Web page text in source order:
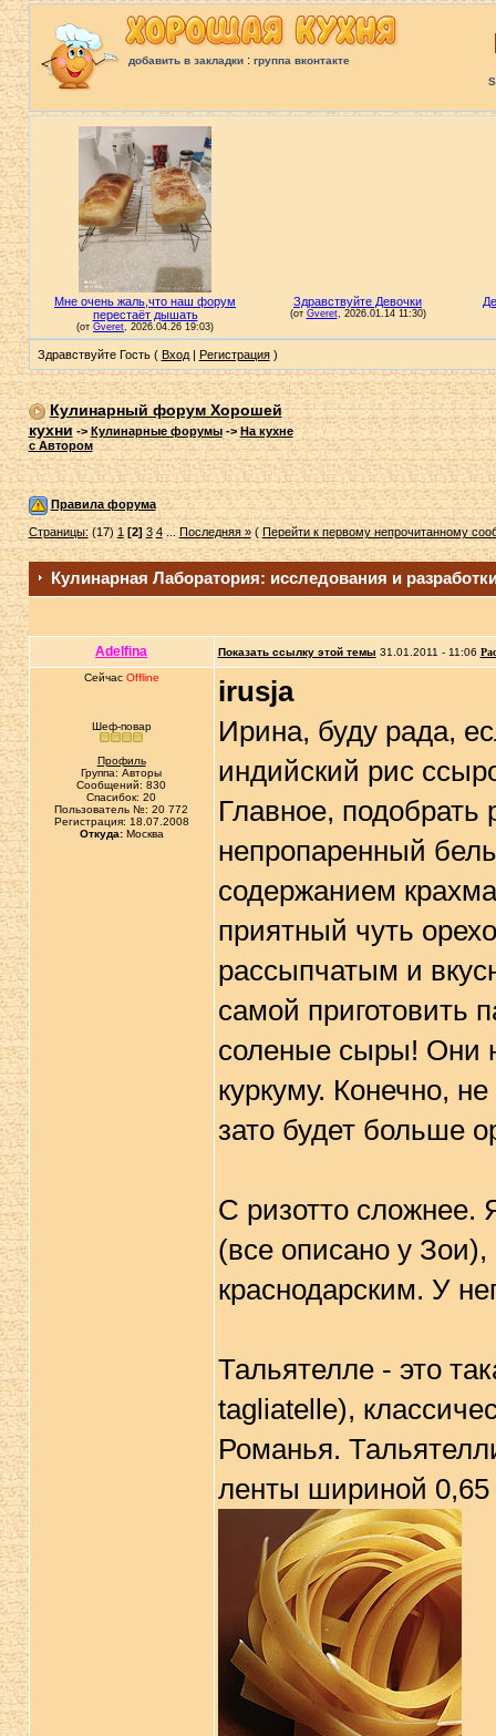
добавить в закладки: группа вконтакте
Здравствуйте Гость ( Вход| Регистрация)
Кулинарный форум Хорошей
кухни->Кулинарные форумы->На кухне
с Автором
Правила форума
Страницы:(17)1 [2] 3 4...Последняя »( Перейти к первому непрочитанному
Кулинарная Лаборатория: исследования и
Adelfina Показать ссылку этой темы 31.01.2011 - 11:06
Сейчас Offline
Шеф-повар
Профиль
Группа: Авторы
Сообщений: 830
Спасибок: 20
Пользователь №: 20 772
Регистрация: 18.07.2008
Откуда:Москва
irusja
Ирина, буду рада,
индийский рис
Главное,
непропаренный
содержанием
приятный чуть
рассыпчатым и
самой приготовить
соленые сыры! Они
куркуму. Конечно,
зато будет больше
С ризотто сложнее.
(все описано у
краснодарским. У
Тальятелле - это
tagliatelle),
Романья.
ленты шириной